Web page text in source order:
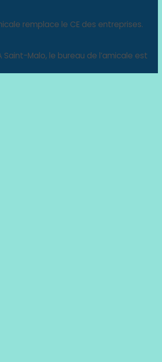
remplace le CE des entreprises.
Malo, le bureau de l’amicale est